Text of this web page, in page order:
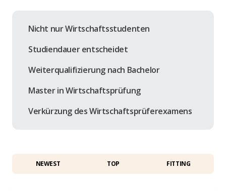
Nicht nur Wirtschaftsstudenten
Studiendauer entscheidet
Weiterqualifizierung nach Bachelor
Master in Wirtschaftsprüfung
Verkürzung des Wirtschaftsprüferexamens
NEWEST TOP FITTING